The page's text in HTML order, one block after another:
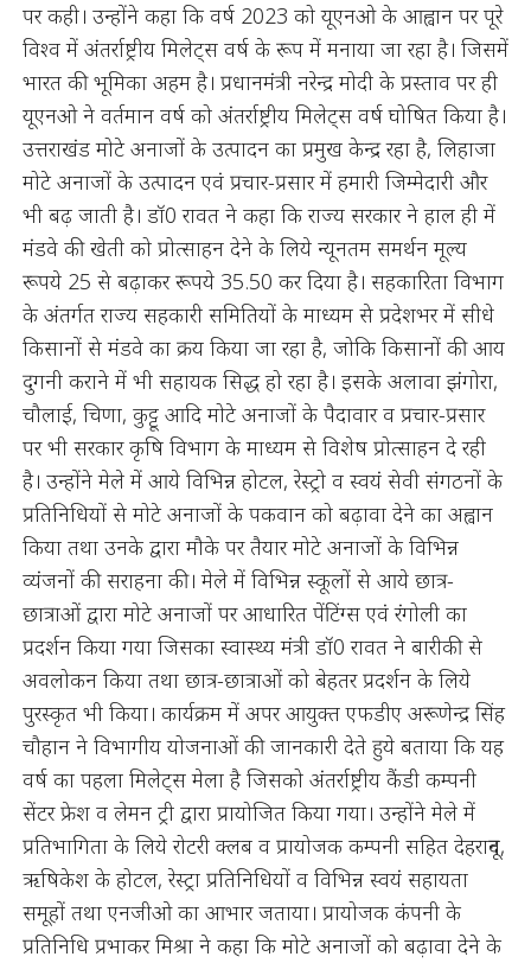
पर कही। उन्होंने कहा कि वर्ष 2023 को यूएनओ के आह्वान पर पूरे
विश्व में अंतर्राष्ट्रीय मिलेट्स वर्ष के रूप में मनाया जा रहा है। जिसमें
भारत की भूमिका अहम है। प्रधानमंत्री नरेन्द्र मोदी के प्रस्ताव पर ही
यूएनओ ने वर्तमान वर्ष को अंतर्राष्ट्रीय मिलेट्स वर्ष घोषित किया है।
उत्तराखंड मोटे अनाजों के उत्पादन का प्रमुख केन्द्र रहा है, लिहाजा
मोटे अनाजों के उत्पादन एवं प्रचार-प्रसार में हमारी जिम्मेदारी और
भी बढ़ जाती है। डॉ0 रावत ने कहा कि राज्य सरकार ने हाल ही में
मंडवे की खेती को प्रोत्साहन देने के लिये न्यूनतम समर्थन मूल्य
रूपये 25 से बढ़ाकर रूपये 35.50 कर दिया है। सहकारिता विभाग
के अंतर्गत राज्य सहकारी समितियों के माध्यम से प्रदेशभर में सीधे
किसानों से मंडवे का क्रय किया जा रहा है, जोकि किसानों की आय
दुगनी कराने में भी सहायक सिद्ध हो रहा है। इसके अलावा झंगोरा,
चौलाई, चिणा, कुट्टू आदि मोटे अनाजों के पैदावार व प्रचार-प्रसार
पर भी सरकार कृषि विभाग के माध्यम से विशेष प्रोत्साहन दे रही
है। उन्होंने मेले में आये विभिन्न होटल, रेस्ट्रो व स्वयं सेवी संगठनों के
प्रतिनिधियों से मोटे अनाजों के पकवान को बढ़ावा देने का अह्वान
किया तथा उनके द्वारा मौके पर तैयार मोटे अनाजों के विभिन्न
व्यंजनों की सराहना की। मेले में विभिन्न स्कूलों से आये छात्र-
छात्राओं द्वारा मोटे अनाजों पर आधारित पेंटिंग्स एवं रंगोली का
प्रदर्शन किया गया जिसका स्वास्थ्य मंत्री डॉ0 रावत ने बारीकी से
अवलोकन किया तथा छात्र-छात्राओं को बेहतर प्रदर्शन के लिये
पुरस्कृत भी किया। कार्यक्रम में अपर आयुक्त एफडीए अरूणेन्द्र सिंह
चौहान ने विभागीय योजनाओं की जानकारी देते हुये बताया कि यह
वर्ष का पहला मिलेट्स मेला है जिसको अंतर्राष्ट्रीय कैंडी कम्पनी
सेंटर फ्रेश व लेमन ट्री द्वारा प्रायोजित किया गया। उन्होंने मेले में
प्रतिभागिता के लिये रोटरी क्लब व प्रायोजक कम्पनी सहित देहरादून,
ऋषिकेश के होटल, रेस्ट्रा प्रतिनिधियों व विभिन्न स्वयं सहायता
समूहों तथा एनजीओ का आभार जताया। प्रायोजक कंपनी के
प्रतिनिधि प्रभाकर मिश्रा ने कहा कि मोटे अनाजों को बढ़ावा देने के